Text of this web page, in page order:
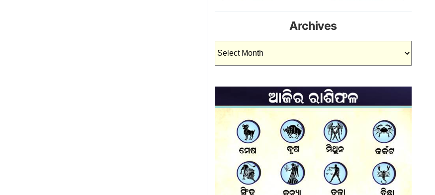
Archives
Archives